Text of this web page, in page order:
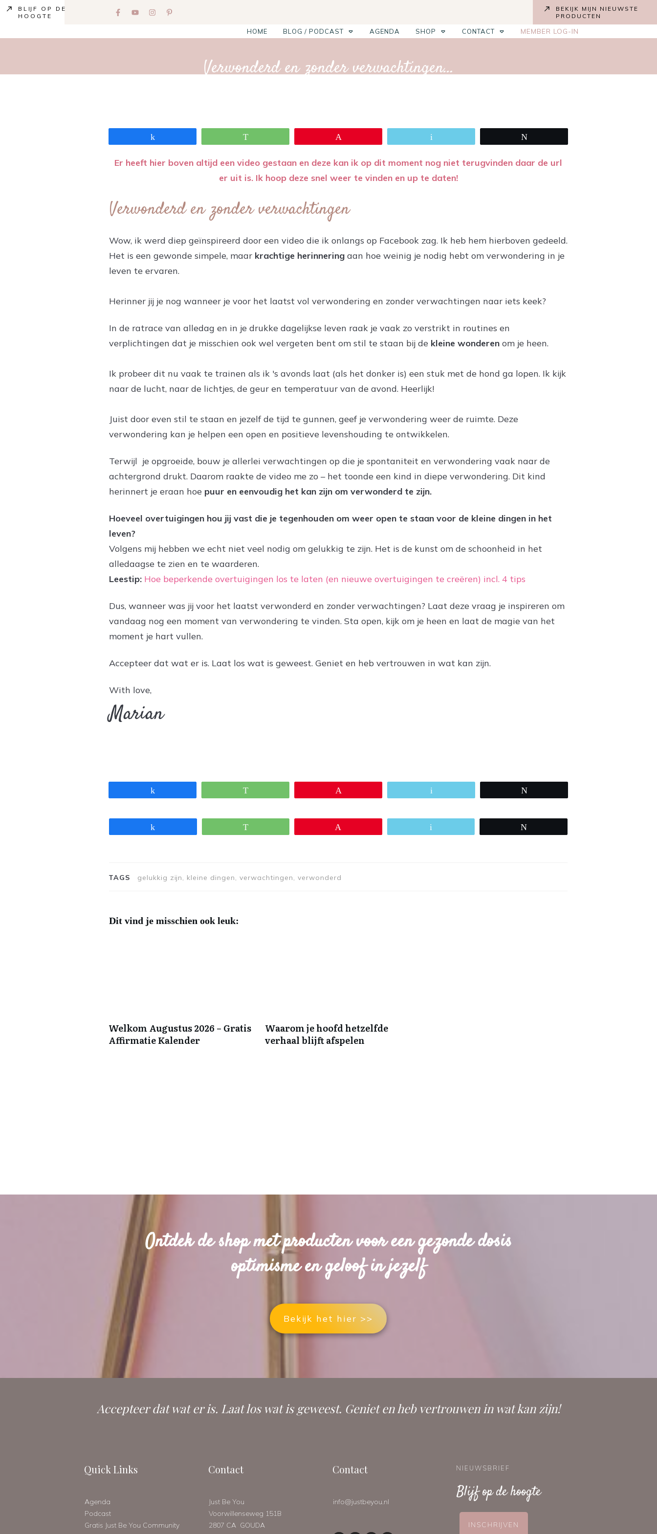
BLIJF OP DE
HOOGTE
BEKIJK MIJN NIEUWSTE
PRODUCTEN
HOME BLOG / PODCAST AGENDA SHOP CONTACT MEMBER LOG-IN
Verwonderd en zonder verwachtingen…
Er heeft hier boven altijd een video gestaan en deze kan ik op dit moment nog niet terugvinden daar de url
er uit is. Ik hoop deze snel weer te vinden en up te daten!
Verwonderd en zonder verwachtingen
Wow, ik werd diep geïnspireerd door een video die ik onlangs op Facebook zag. Ik heb hem hierboven gedeeld.
Het is een gewonde simpele, maar krachtige herinnering aan hoe weinig je nodig hebt om verwondering in je
leven te ervaren.
Herinner jij je nog wanneer je voor het laatst vol verwondering en zonder verwachtingen naar iets keek?
In de ratrace van alledag en in je drukke dagelijkse leven raak je vaak zo verstrikt in routines en
verplichtingen dat je misschien ook wel vergeten bent om stil te staan bij de kleine wonderen om je heen.
Ik probeer dit nu vaak te trainen als ik 's avonds laat (als het donker is) een stuk met de hond ga lopen. Ik kijk
naar de lucht, naar de lichtjes, de geur en temperatuur van de avond. Heerlijk!
Juist door even stil te staan en jezelf de tijd te gunnen, geef je verwondering weer de ruimte. Deze
verwondering kan je helpen een open en positieve levenshouding te ontwikkelen.
Terwijl je opgroeide, bouw je allerlei verwachtingen op die je spontaniteit en verwondering vaak naar de
achtergrond drukt. Daarom raakte de video me zo – het toonde een kind in diepe verwondering. Dit kind
herinnert je eraan hoe puur en eenvoudig het kan zijn om verwonderd te zijn.
Hoeveel overtuigingen hou jij vast die je tegenhouden om weer open te staan voor de kleine dingen in het
leven?
Volgens mij hebben we echt niet veel nodig om gelukkig te zijn. Het is de kunst om de schoonheid in het
alledaagse te zien en te waarderen.
Leestip: Hoe beperkende overtuigingen los te laten (en nieuwe overtuigingen te creëren) incl. 4 tips
Dus, wanneer was jij voor het laatst verwonderd en zonder verwachtingen? Laat deze vraag je inspireren om
vandaag nog een moment van verwondering te vinden. Sta open, kijk om je heen en laat de magie van het
moment je hart vullen.
Accepteer dat wat er is. Laat los wat is geweest. Geniet en heb vertrouwen in wat kan zijn.
With love,
Marian
TAGS gelukkig zijn, kleine dingen, verwachtingen, verwonderd
Dit vind je misschien ook leuk:
Welkom Augustus 2026 – Gratis
Affirmatie Kalender
Waarom je hoofd hetzelfde
verhaal blijft afspelen
Ontdek de shop met producten voor een gezonde dosis
optimisme en geloof in jezelf
Bekijk het hier >>
Accepteer dat wat er is. Laat los wat is geweest. Geniet en heb vertrouwen in wat kan zijn!
Quick Links
Agenda
Podcast
Gratis Just Be You Community
Contact
Just Be You
Voorwillenseweg 151B
2807 CA GOUDA
Contact
info@justbeyou.nl
NIEUWSBRIEF
Blijf op de hoogte
INSCHRIJVEN